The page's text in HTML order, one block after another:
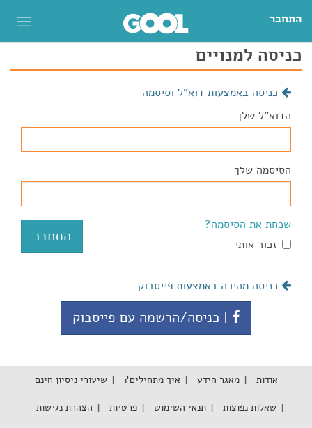
התחבר
כניסה למנויים
כניסה באמצעות דוא"ל וסיסמה
הדוא"ל שלך
הסיסמה שלך
שכחת את הסיסמה?
זכור אותי
כניסה מהירה באמצעות פייסבוק
| כניסה/הרשמה עם פייסבוק
אודות מאגר הידע איך מתחילים? שיעורי ניסיון חינם
שאלות נפוצות תנאי השימוש פרטיות הצהרת נגישות